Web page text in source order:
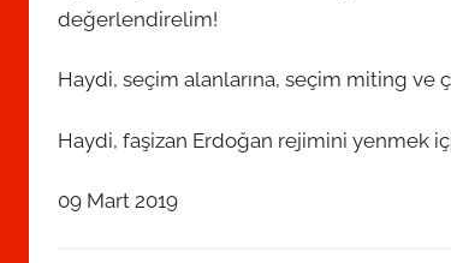
değerlendirelim!
Haydi, seçim alanlarına, seçim miting ve
Haydi, faşizan Erdoğan rejimini yenmek
09 Mart 2019